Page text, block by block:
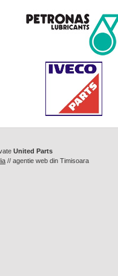
United Parts
// agentie web din Timisoara